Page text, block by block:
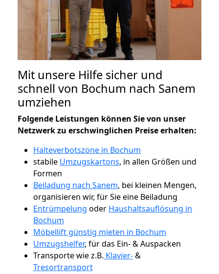
Mit unsere Hilfe sicher und
schnell von Bochum nach Sanem
umziehen
Folgende Leistungen können Sie von unser
Netzwerk zu erschwinglichen Preise erhalten:
Halteverbotszone in Bochum
stabile Umzugskartons, in allen Größen und
Formen
Beiladung nach Sanem, bei kleinen Mengen,
organisieren wir, für Sie eine Beiladung
Entrümpelung oder Haushaltsauflösung in
Bochum
Möbellift günstig mieten in Bochum
Umzugshelfer, für das Ein- & Auspacken
Transporte wie z.B. Klavier-&
Tresortransport